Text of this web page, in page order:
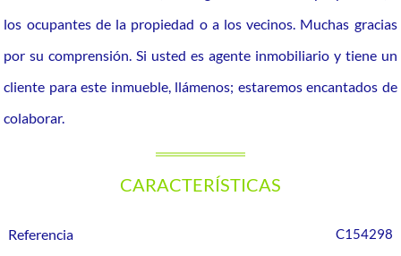
los ocupantes de la propiedad o a los vecinos. Muchas gracias
por su comprensión. Si usted es agente inmobiliario y tiene un
cliente para este inmueble, llámenos; estaremos encantados de
colaborar.
CARACTERÍSTICAS
Referencia C154298